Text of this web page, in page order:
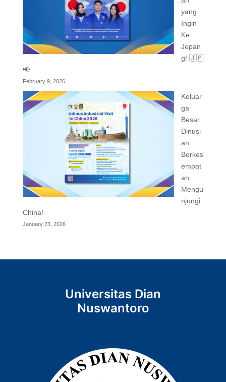
yang
Ingin
Ke
Jepan
g! 🇯🇵
📢
February 9, 2026
Keluar
ga
Besar
Dinusi
an
Berkes
empat
an
Mengu
njungi
China!
January 23, 2026
Universitas Dian
Nuswantoro